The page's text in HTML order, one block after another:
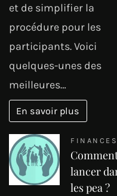
et de simplifier la
procédure pour les
participants. Voici
quelques-unes des
meilleures…
En savoir plus
FINANCES
lancer
les pea ?